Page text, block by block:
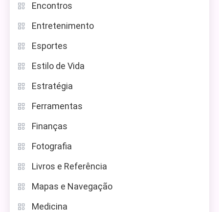
Encontros
Entretenimento
Esportes
Estilo de Vida
Estratégia
Ferramentas
Finanças
Fotografia
Livros e Referência
Mapas e Navegação
Medicina